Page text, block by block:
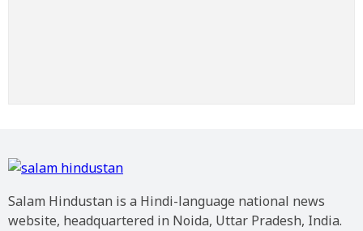
Salam Hindustan is a Hindi-language national news
website, headquartered in Noida, Uttar Pradesh, India.